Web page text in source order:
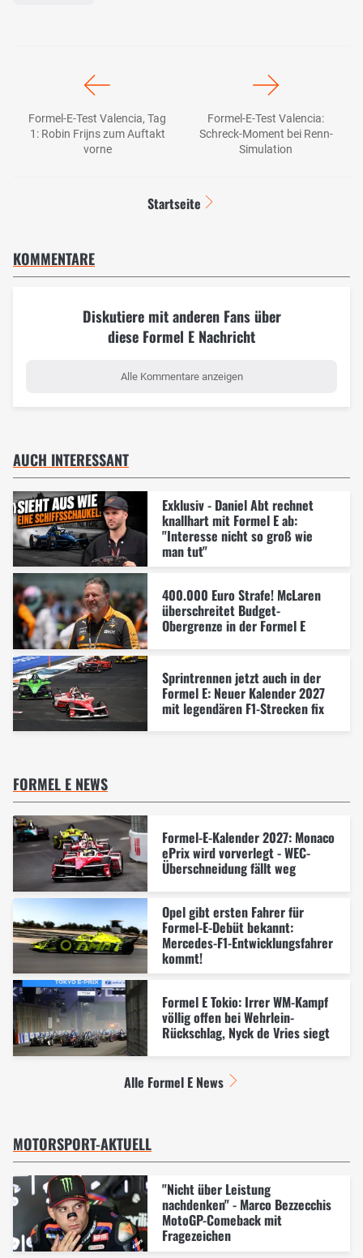
Formel-E-Test Valencia, Tag
1: Robin Frijns zum Auftakt
vorne
Formel-E-Test Valencia:
Schreck-Moment bei Renn-
Simulation
Startseite
KOMMENTARE
Diskutiere mit anderen Fans über
diese Formel E Nachricht
Alle Kommentare anzeigen
AUCH INTERESSANT
Exklusiv - Daniel Abt rechnet
knallhart mit Formel E ab:
"Interesse nicht so groß wie
man tut"
400.000 Euro Strafe! McLaren
überschreitet Budget-
Obergrenze in der Formel E
Sprintrennen jetzt auch in der
Formel E: Neuer Kalender 2027
mit legendären F1-Strecken fix
FORMEL E NEWS
Formel-E-Kalender 2027: Monaco
ePrix wird vorverlegt - WEC-
Überschneidung fällt weg
Opel gibt ersten Fahrer für
Formel-E-Debüt bekannt:
Mercedes-F1-Entwicklungsfahrer
kommt!
Formel E Tokio: Irrer WM-Kampf
völlig offen bei Wehrlein-
Rückschlag, Nyck de Vries siegt
Alle Formel E News
MOTORSPORT-AKTUELL
"Nicht über Leistung
nachdenken" - Marco Bezzecchis
MotoGP-Comeback mit
Fragezeichen